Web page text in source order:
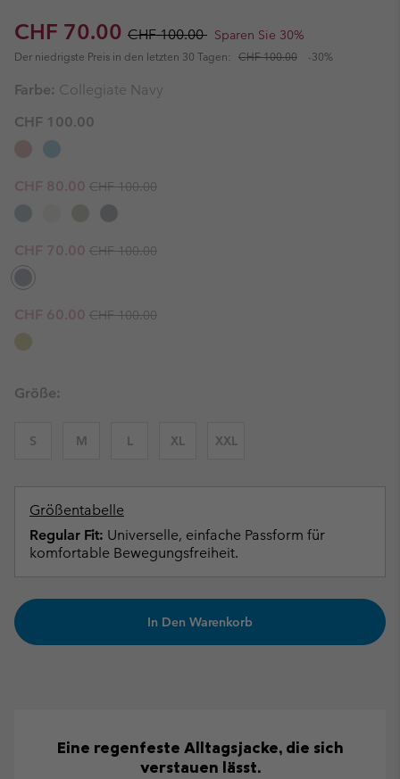
Sale price:
CHF 70.00 Regular price:
CHF 100.00 Sparen Sie 30%
Der niedrigste Preis in den letzten 30 Tagen: CHF 100.00 -30%
Farbe: Collegiate Navy
CHF 100.00
Sale price:
CHF 80.00 Regular price:
CHF 100.00
Sale price:
CHF 70.00 Regular price:
CHF 100.00
Sale price:
CHF 60.00 Regular price:
CHF 100.00
Größe:
S M L XL XXL
Größentabelle
Regular Fit: Universelle, einfache Passform für
komfortable Bewegungsfreiheit.
In Den Warenkorb
Eine regenfeste Alltagsjacke, die sich
verstauen lässt.